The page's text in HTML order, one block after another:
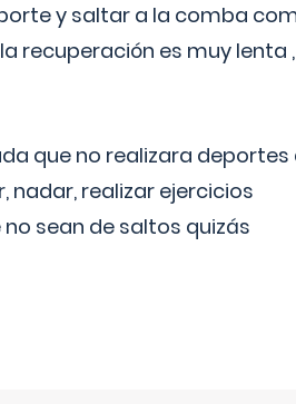
y saltar a la comba
recuperación es muy lenta
que no realizara deportes
nadar, realizar ejercicios
sean de saltos quizás